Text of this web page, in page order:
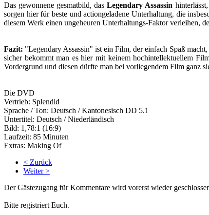
Das gewonnene gesmatbild, das Legendary Assassin
sorgen hier für beste und actiongeladene Unterhaltung, die
diesem Werk einen ungeheuren Unterhaltungs-Faktor verleihen,
Fazit: "Legendary Assassin" ist ein Film, der einfach Spaß
sicher bekommt man es hier mit keinem hochintellektuellem
Vordergrund und diesen dürfte man bei vorliegendem Film ganz
Die DVD
Vertrieb: Splendid
Sprache / Ton: Deutsch / Kantonesisch DD 5.1
Untertitel: Deutsch / Niederländisch
Bild: 1,78:1 (16:9)
Laufzeit: 85 Minuten
Extras: Making Of
< Zurück
Weiter >
Der Gästezugang für Kommentare wird vorerst wieder
Bitte registriert Euch.